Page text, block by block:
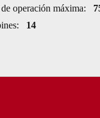
operación máxima:
14